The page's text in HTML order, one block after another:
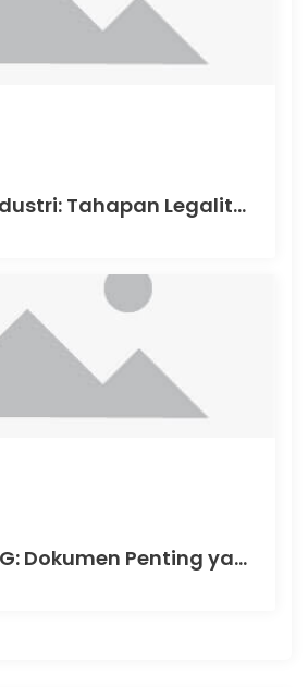
KRK Lahan Industri: Tahapan Legalitas Penting Sebelum Memulai Aktivitas Industri di Indonesia
KRK untuk PBG: Dokumen Penting yang Menentukan Kelancaran Persetujuan Bangunan Gedung